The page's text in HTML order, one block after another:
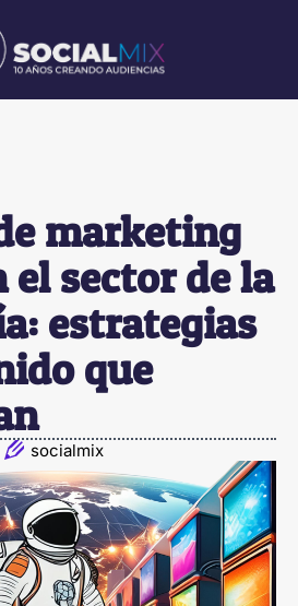
marketing
sector de la
estrategias
que
socialmix